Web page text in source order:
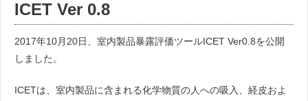
ICET Ver 0.8
2017年10月20日、室内製品暴露評価ツールICET Ver0.8を公開
しました。
ICETは、室内製品に含まれる化学物質の人への吸入、経皮およ